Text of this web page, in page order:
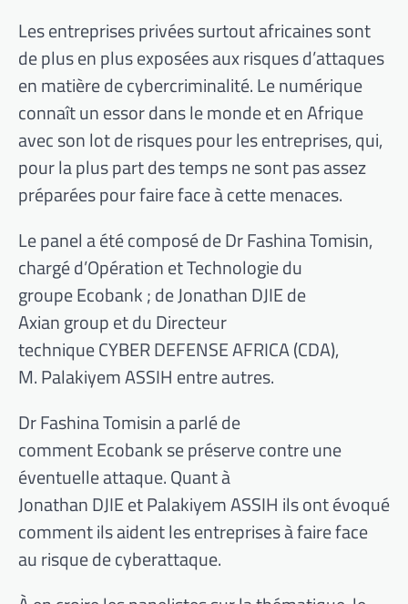
Les entreprises privées surtout africaines sont
de plus en plus exposées aux risques d’attaques
en matière de cybercriminalité. Le numérique
connaît un essor dans le monde et en Afrique
avec son lot de risques pour les entreprises, qui,
pour la plus part des temps ne sont pas assez
préparées pour faire face à cette menaces.
Le panel a été composé de Dr Fashina Tomisin,
chargé d’Opération et Technologie du
groupe Ecobank ; de Jonathan DJIE de
Axian group et du Directeur
technique CYBER DEFENSE AFRICA (CDA),
M. Palakiyem ASSIH entre autres.
Dr Fashina Tomisin a parlé de
comment Ecobank se préserve contre une
éventuelle attaque. Quant à
Jonathan DJIE et Palakiyem ASSIH ils ont évoqué
comment ils aident les entreprises à faire face
au risque de cyberattaque.